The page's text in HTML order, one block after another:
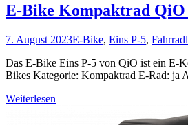
E-Bike Kompaktrad QiO
7. August 2023E-Bike, Eins P-5,
Das E-Bike Eins P-5 von QiO ist ein E-
Bikes Kategorie: Kompaktrad E-Rad: ja
Weiterlesen